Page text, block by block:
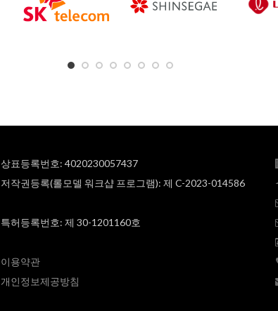
상표등록번호: 4020230057437
저작권등록(롤모델 워크샵 프로그램): 제 C-2023-014586
특허등록번호: 제 30-1201160호
이용약관
개인정보제공방침